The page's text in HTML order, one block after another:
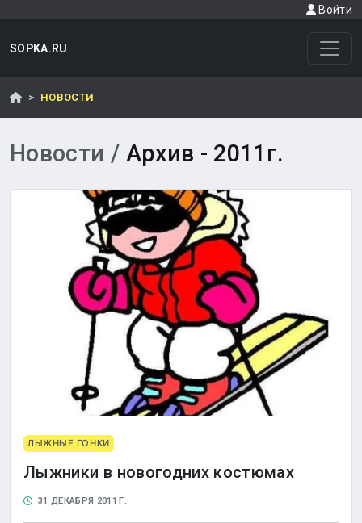
Войти
SOPKA.RU
НОВОСТИ
Новости / Архив - 2011г.
ЛЫЖНЫЕ ГОНКИ
Лыжники в новогодних костюмах
31 ДЕКАБРЯ 2011 Г.